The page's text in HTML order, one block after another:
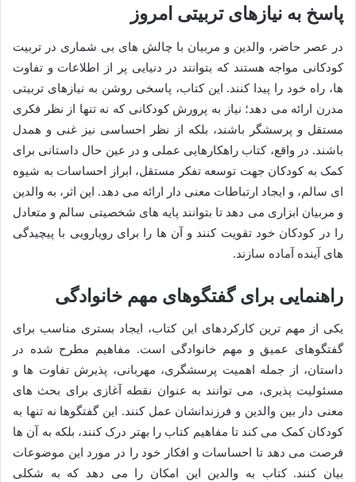
پاسخ به نیازهای تربیتی امروز
در عصر حاضر، والدین و مربیان با چالش های بی شماری در تربیت
کودکانی مواجه هستند که بتوانند در دنیایی پر از اطلاعات و تفاوت
ها، راه خود را پیدا کنند. این کتاب، پاسخی روشن به نیازهای تربیتی
مدرن ارائه می دهد؛ نیاز به پرورش کودکانی که نه تنها از نظر فکری
مستقل و پرسشگر باشند، بلکه از نظر احساسی نیز غنی و همدل
باشند. در واقع، کتاب راهکارهایی عملی و در عین حال داستانی برای
کمک به کودکان جهت توسعه تفکر مستقل، ابراز احساسات به شیوه
ای سالم، و ایجاد ارتباطات معنی دار ارائه می دهد. این اثر، به والدین
و مربیان ابزاری می دهد تا بتوانند پایه های شخصیتی سالم و متعادل
را در کودکان خود تقویت کنند و آن ها را برای رویارویی با پیچیدگی
های آینده آماده سازند.
راهنمایی برای گفتگوهای مهم خانوادگی
یکی از مهم ترین کارکردهای این کتاب، ایجاد بستری مناسب برای
گفتگوهای عمیق و مهم خانوادگی است. مفاهیم مطرح شده در
داستان، از جمله اهمیت پرسشگری، مهربانی، پذیرش تفاوت ها و
مسئولیت پذیری، می توانند به عنوان نقطه آغازی برای بحث های
معنی دار بین والدین و فرزندانشان عمل کنند. این گفتگوها نه تنها به
کودکان کمک می کند تا مفاهیم کتاب را بهتر درک کنند، بلکه به آن ها
فرصت می دهد تا احساسات و افکار خود را در مورد این موضوعات
بیان کنند. کتاب به والدین این امکان را می دهد که به شکلی